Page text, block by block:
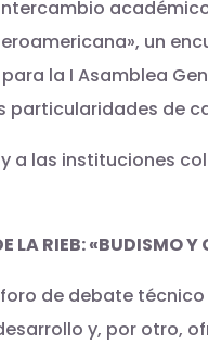
un
la I Asamblea
de
a las instituciones
LA RIEB: «BUDISMO
de debate
y, por otro,